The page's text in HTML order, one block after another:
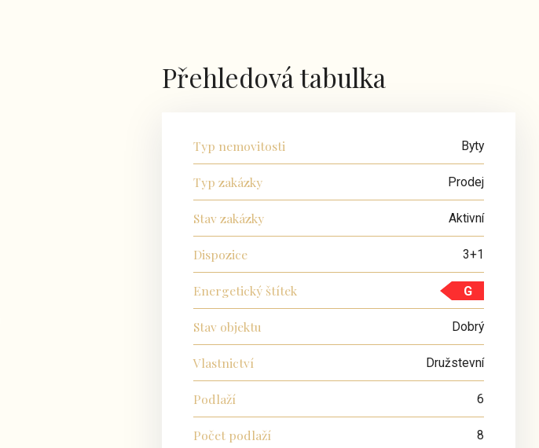
Přehledová tabulka
Typ nemovitosti Byty
Typ zakázky Prodej
Stav zakázky Aktivní
Dispozice 3+1
Energetický štítek G
Stav objektu Dobrý
Vlastnictví Družstevní
Podlaží 6
Počet podlaží 8